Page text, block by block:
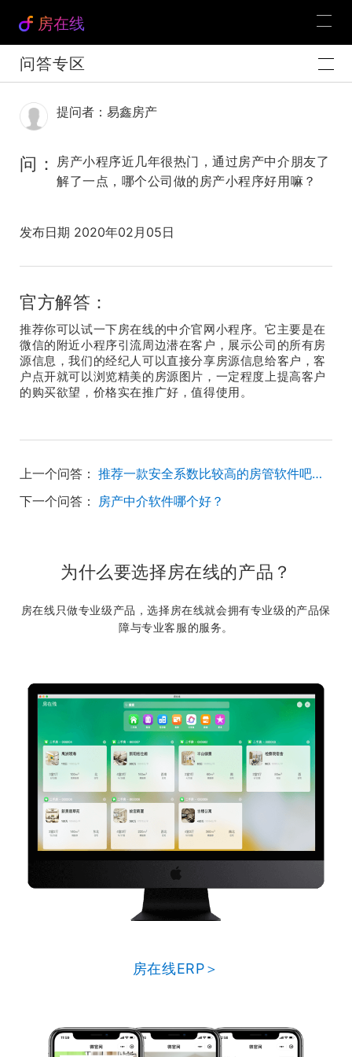
房在线
问答专区
提问者：易鑫房产
问：
房产小程序近几年很热门，通过房产中介朋友了
解了一点，哪个公司做的房产小程序好用嘛？
发布日期 2020年02月05日
官方解答：
推荐你可以试一下房在线的中介官网小程序。它主要是在
微信的附近小程序引流周边潜在客户，展示公司的所有房
源信息，我们的经纪人可以直接分享房源信息给客户，客
户点开就可以浏览精美的房源图片，一定程度上提高客户
的购买欲望，价格实在推广好，值得使用。
上一个问答：
推荐一款安全系数比较高的房管软件吧，主要担心房源泄露
下一个问答： 房产中介软件哪个好？
为什么要选择房在线的产品？
房在线只做专业级产品，选择房在线就会拥有专业级的产品保
障与专业客服的服务。
房在线ERP＞